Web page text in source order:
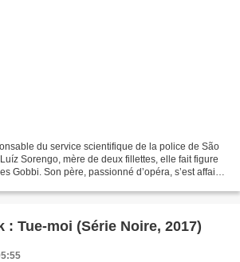
du service scientifique de la police de São
Sorengo, mère de deux fillettes, elle fait figure
Gobbi. Son père, passionné d’opéra, s’est affaibli
: Tue-moi (Série Noire, 2017)